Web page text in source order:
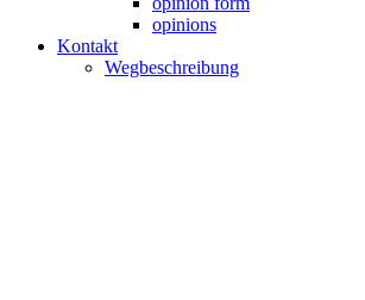
opinions
Kontakt
Wegbeschreibung